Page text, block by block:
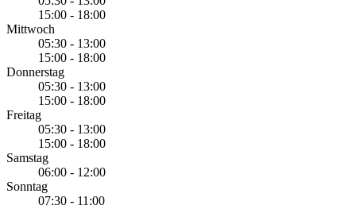
15:00 - 18:00
Mittwoch
05:30 - 13:00
15:00 - 18:00
Donnerstag
05:30 - 13:00
15:00 - 18:00
Freitag
05:30 - 13:00
15:00 - 18:00
Samstag
06:00 - 12:00
Sonntag
07:30 - 11:00